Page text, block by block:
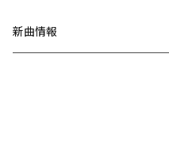
新曲情報